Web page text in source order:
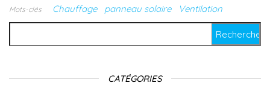
Mots-clés
Chauffage panneau solaire
Ventilation
CATÉGORIES